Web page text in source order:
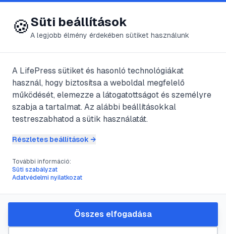
😍 LifePress
@pallone0d
2025. október 12. · perc olvasás
A hatékony
kutatási kérdőív
elkészítésének
lépései
kérdőív #adatgyűjtés
🍪Süti beállítások
A legjobb élmény érdekében sütiket használunk
A LifePress sütiket és hasonló technológiákat
használ, hogy biztosítsa a weboldal megfelelő
működését, elemezze a látogatottságot és személyre
szabja a tartalmat. Az alábbi beállításokkal
testreszabhatod a sütik használatát.
Részletes beállítások →
További információ:
Süti szabályzat
Adatvédelmi nyilatkozat
Összes elfogadása